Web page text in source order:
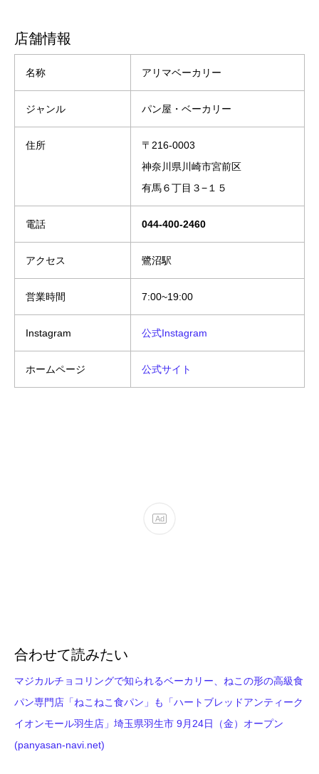
店舗情報
名称 アリマベーカリー
ジャンル パン屋・ベーカリー
住所
〒216-0003
神奈川県川崎市宮前区
有馬６丁目３−１５
電話 044-400-2460
アクセス 鷺沼駅
営業時間 7:00~19:00
Instagram 公式Instagram
ホームページ 公式サイト
合わせて読みたい
マジカルチョコリングで知られるベーカリー、ねこの形の高級食
パン専門店「ねこねこ食パン」も「ハートブレッドアンティーク
イオンモール羽生店」埼玉県羽生市 9月24日（金）オープン
(panyasan-navi.net)